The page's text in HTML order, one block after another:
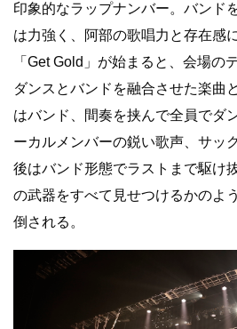
印象的なラップナンバー。バンド
は力強く、阿部の歌唱力と存在感
「Get Gold」が始まると、会場の
ダンスとバンドを融合させた楽曲
はバンド、間奏を挟んで全員でダ
ーカルメンバーの鋭い歌声、サッ
後はバンド形態でラストまで駆け
の武器をすべて見せつけるかのよ
倒される。